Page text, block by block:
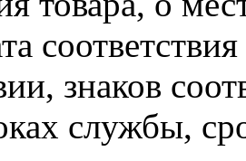
знаков
службы,